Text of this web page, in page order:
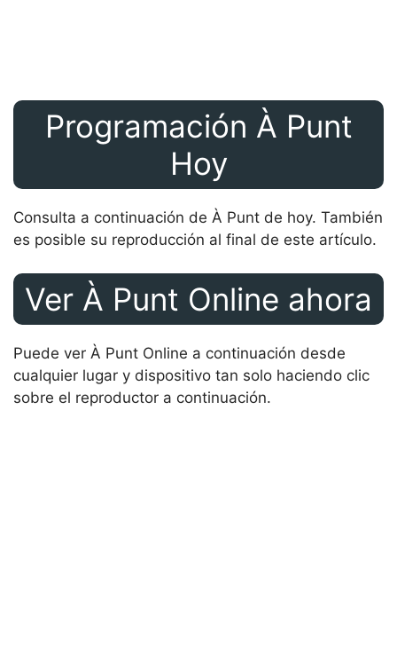
Programación À Punt
Hoy
Consulta a continuación de À Punt de hoy. También
es posible su reproducción al final de este artículo.
Ver À Punt Online ahora
Puede ver À Punt Online a continuación desde
cualquier lugar y dispositivo tan solo haciendo clic
sobre el reproductor a continuación.